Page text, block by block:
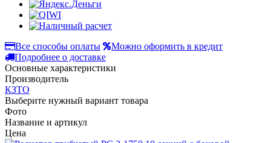
Все способы оплаты
Можно оформить в кредит
Подробнее о доставке
Основные характеристики
Производитель
КЗТО
Выберите нужный вариант товара
Фото
Название и артикул
Цена